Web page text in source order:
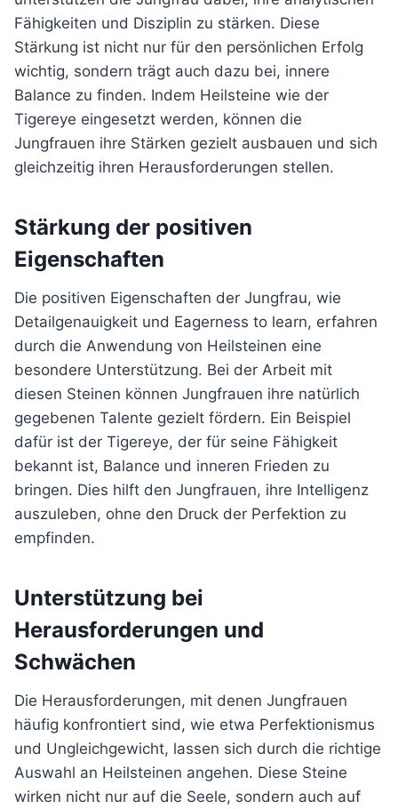
Fähigkeiten und Disziplin zu stärken. Diese
Stärkung ist nicht nur für den persönlichen Erfolg
wichtig, sondern trägt auch dazu bei, innere
Balance zu finden. Indem Heilsteine wie der
Tigereye eingesetzt werden, können die
Jungfrauen ihre Stärken gezielt ausbauen und sich
gleichzeitig ihren Herausforderungen stellen.
Stärkung der positiven
Eigenschaften
Die positiven Eigenschaften der Jungfrau, wie
Detailgenauigkeit und Eagerness to learn, erfahren
durch die Anwendung von Heilsteinen eine
besondere Unterstützung. Bei der Arbeit mit
diesen Steinen können Jungfrauen ihre natürlich
gegebenen Talente gezielt fördern. Ein Beispiel
dafür ist der Tigereye, der für seine Fähigkeit
bekannt ist, Balance und inneren Frieden zu
bringen. Dies hilft den Jungfrauen, ihre Intelligenz
auszuleben, ohne den Druck der Perfektion zu
empfinden.
Unterstützung bei
Herausforderungen und
Schwächen
Die Herausforderungen, mit denen Jungfrauen
häufig konfrontiert sind, wie etwa Perfektionismus
und Ungleichgewicht, lassen sich durch die richtige
Auswahl an Heilsteinen angehen. Diese Steine
wirken nicht nur auf die Seele, sondern auch auf